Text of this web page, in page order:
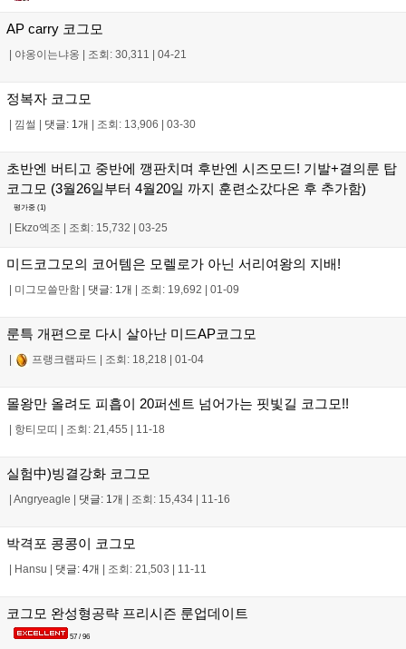
AP carry 코그모
야옹이는냐옹 조회: 30,311 04-21
정복자 코그모
낌썰 댓글: 1개 조회: 13,906 03-30
초반엔 버티고 중반에 깽판치며 후반엔 시즈모드! 기발+결의룬 탑
코그모 (3월26일부터 4월20일 까지 훈련소갔다온 후 추가함)
평가중 (1)
Ekzo엑조 조회: 15,732 03-25
미드코그모의 코어템은 모렐로가 아닌 서리여왕의 지배!
미그모쓸만함 댓글: 1개 조회: 19,692 01-09
룬특 개편으로 다시 살아난 미드AP코그모
프랭크램파드 조회: 18,218 01-04
몰왕만 올려도 피흡이 20퍼센트 넘어가는 핏빛길 코그모!!
항티모띠 조회: 21,455 11-18
실험中)빙결강화 코그모
Angryeagle 댓글: 1개 조회: 15,434 11-16
박격포 콩콩이 코그모
Hansu 댓글: 4개 조회: 21,503 11-11
코그모 완성형공략 프리시즌 룬업데이트
57 / 96